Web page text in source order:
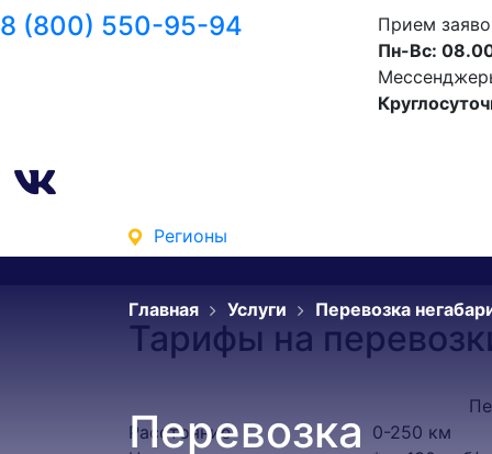
8 (800) 550-95-94
Прием
Пн-Вс:
Регионы
Главная Услуги Перевозка
Перевозка
Тарифы на
Расстояние
0-250 км